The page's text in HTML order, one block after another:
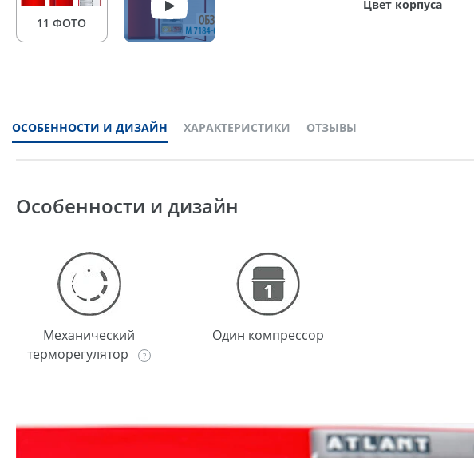
11 ФОТО
Цвет корпуса
ОСОБЕННОСТИ И ДИЗАЙН ХАРАКТЕРИСТИКИ ОТЗЫВЫ
Особенности и дизайн
Механический
терморегулятор
Один компрессор